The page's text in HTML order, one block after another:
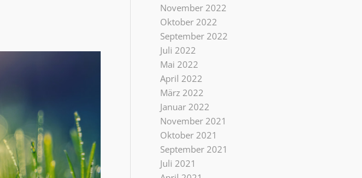
November 2022
Oktober 2022
September 2022
Juli 2022
Mai 2022
April 2022
März 2022
Januar 2022
November 2021
Oktober 2021
September 2021
Juli 2021